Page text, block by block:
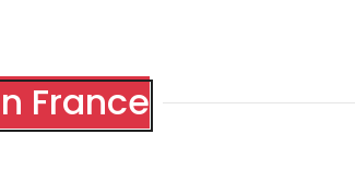
France